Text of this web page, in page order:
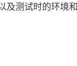
及测试时的环境和